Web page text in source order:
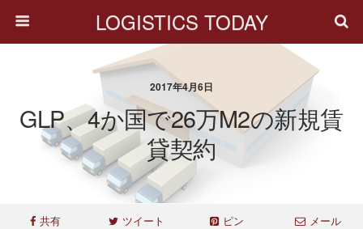
LOGISTICS TODAY
2017年4月6日
GLP、4か国で26万m2の新規賃
貸契約
共有 ツイート ピン メール